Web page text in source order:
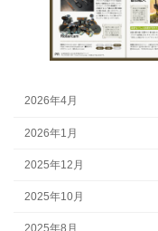
2026年4月
2026年1月
2025年12月
2025年10月
2025年8月